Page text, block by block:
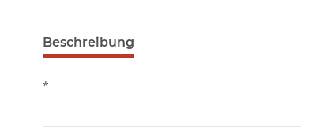
Beschreibung
*